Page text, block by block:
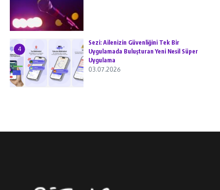
4
Sezi: Ailenizin Güvenliğini Tek Bir
Uygulamada Buluşturan Yeni Nesil Süper
Uygulama
03.07.2026